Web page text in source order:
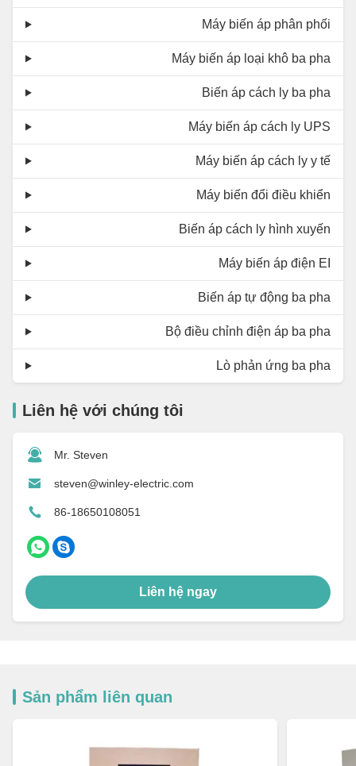
Máy biến áp phân phối
Máy biến áp loại khô ba pha
Biến áp cách ly ba pha
Máy biến áp cách ly UPS
Máy biến áp cách ly y tế
Máy biến đổi điều khiển
Biến áp cách ly hình xuyến
Máy biến áp điện EI
Biến áp tự động ba pha
Bộ điều chỉnh điện áp ba pha
Lò phản ứng ba pha
Liên hệ với chúng tôi
Mr. Steven
steven@winley-electric.com
86-18650108051
Liên hệ ngay
Sản phẩm liên quan